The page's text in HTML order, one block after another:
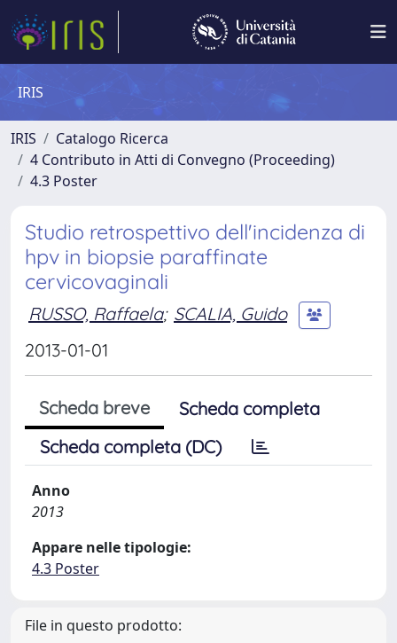
IRIS
IRIS
Catalogo Ricerca
4 Contributo in Atti di Convegno (Proceeding)
4.3 Poster
Studio retrospettivo dell'incidenza di
hpv in biopsie paraffinate
cervicovaginali
RUSSO, Raffaela; SCALIA, Guido
2013-01-01
Scheda breve
Scheda completa
Scheda completa (DC)
Anno
2013
Appare nelle tipologie:
4.3 Poster
File in questo prodotto: